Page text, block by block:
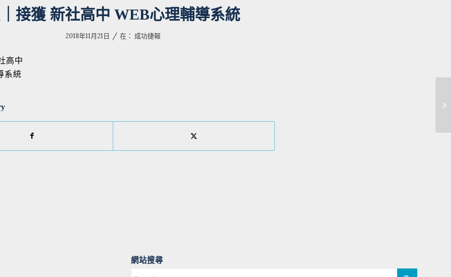
接獲 新社高中 WEB心理輔導系統
2018年11月21日 / 在： 成功捷報
高中
系統
網站搜尋